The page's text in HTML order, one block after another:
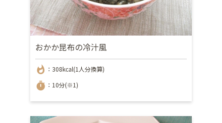
おかか昆布の冷汁風
whatshot ：308kcal(1人分換算)
timer ：10分(※1)